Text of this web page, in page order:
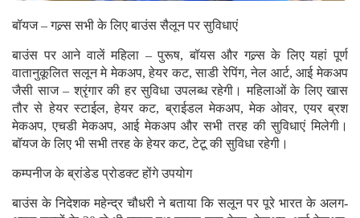
बॉयज – गल्र्स सभी के लिए बाउंस सैलून पर सुविधाएं
बाउंस पर आने वालें महिला – पुरूष, बॉयस और गल्र्स के लिए यहां पूर्ण
वातानुकूलित सलून मे मेकअप, हेयर कट, साडी रेपिंग, नेल आर्ट, आई मेकअप
जैसी साज – श्रृंगार की हर सुविधा उपलब्ध रहेगी। महिलाओं के लिए खास
तौर से हेयर स्टाईल, हेयर कट, ब्राईडल मेकअप, मेक ओवर, एयर ब्रश
मेकअप, एचडी मेकअप, आई मेकअप और सभी तरह की सुविधाएं मिलेगी।
बॉयज के लिए भी सभी तरह के हेयर कट, टेटू की सुविधा रहेगी।
कम्पनीज के ब्रांडेड प्रोडक्ट होंगे उपयोग
बाउंस के निदेशक महेन्द्र चौधरी ने बताया कि सलून पर पूरे भारत के अलग-